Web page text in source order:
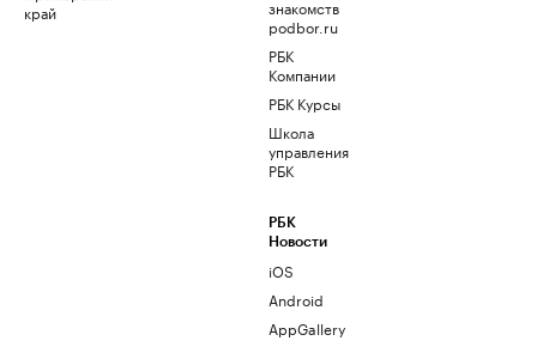
край
знакомств
podbor.ru
РБК
Компании
РБК Курсы
Школа
управления
РБК
РБК
Новости
iOS
Android
AppGallery